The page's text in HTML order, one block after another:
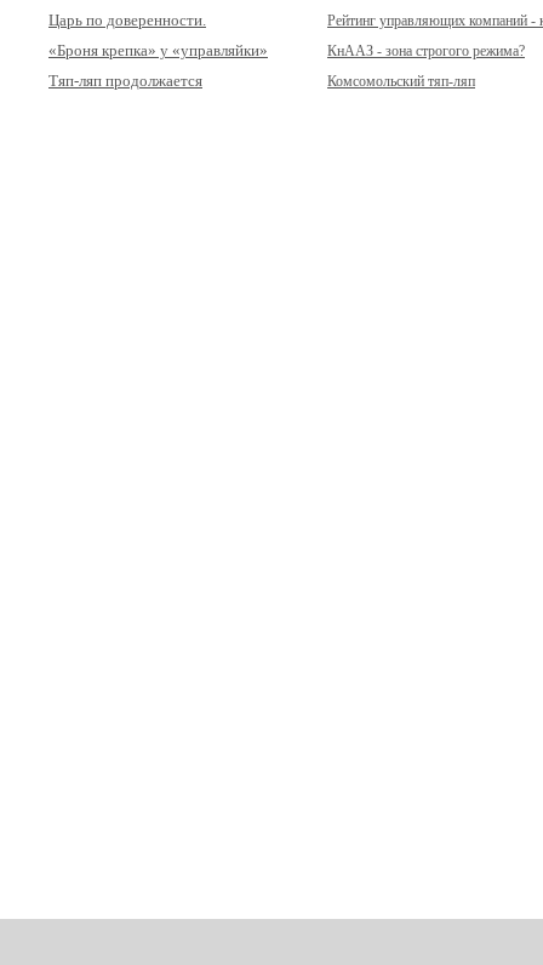
Царь по доверенности.
Рейтинг управляющих компаний -
«Броня крепка» у «управляйки»
КнААЗ - зона строгого режима?
Тяп-ляп продолжается
Комсомольский тяп-ляп